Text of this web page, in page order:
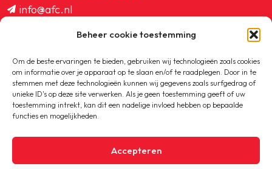
Beheer cookie toestemming
Om de beste ervaringen te bieden, gebruiken wij technologieën zoals cookies
om informatie over je apparaat op te slaan en/of te raadplegen. Door in te
stemmen met deze technologieën kunnen wij gegevens zoals surfgedrag of
unieke ID's op deze site verwerken. Als je geen toestemming geeft of uw
toestemming intrekt, kan dit een nadelige invloed hebben op bepaalde
functies en mogelijkheden.
Accepteren
info@afc.nl
ledenadministratie@afc.nl
Copyright © 2020-2026 AFC